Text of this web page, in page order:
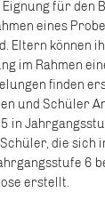
für den
eines
Eltern können
im Rahmen
finden
und Schüler
die sich
6
erstellt.